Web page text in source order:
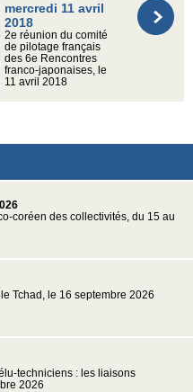
mercredi 11 avril
2018
2e réunion du comité
de pilotage français
des 6e Rencontres
franco-japonaises, le
11 avril 2018
coréen des collectivités, du 15 au
Tchad, le 16 septembre 2026
techniciens : les liaisons
2026